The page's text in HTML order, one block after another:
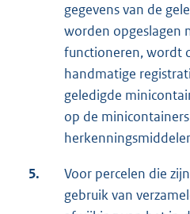
gegevens van de
worden opgeslagen
functioneren, wordt
handmatige
geledigde
op de
5.
Voor percelen die
gebruik van